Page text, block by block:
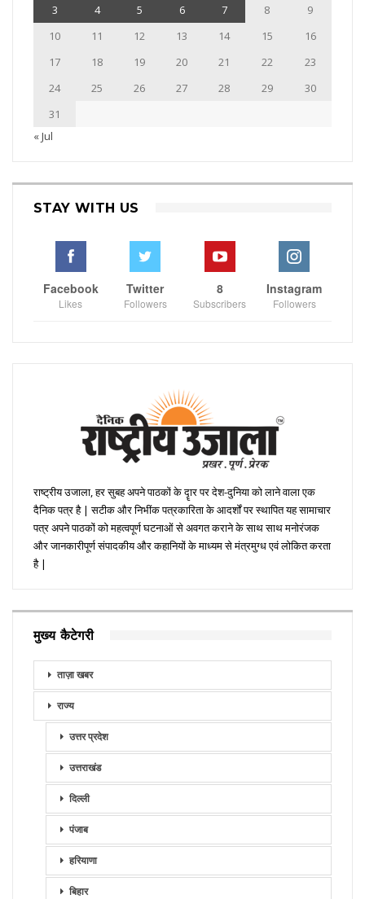
3
4 5 6 7 8
9
10
11 12 13 14 15
16
17
18 19 20 21 22
23
24
25 26 27 28 29
30
31
« Jul
STAY WITH US
Facebook
Likes
Twitter
Followers
8
Subscribers
Instagram
Followers
राष्ट्रीय उजाला, हर सुबह अपने पाठकों के दॄार पर देश-दुनिया को लाने वाला एक
दैनिक पत्र है | सटीक और निभींक पत्रकारिता के आदर्शों पर स्थापित यह सामाचार
पत्र अपने पाठकों को महत्वपूर्ण घटनाओं से अवगत कराने के साथ साथ मनोरंजक
और जानकारीपूर्ण संपादकीय और कहानियों के माध्यम से मंत्रमुग्ध एवं लोकित करता
है |
मुख्य कैटेगरी
ताज़ा खबर
राज्य
उत्तर प्रदेश
उत्तराखंड
दिल्ली
पंजाब
हरियाणा
बिहार